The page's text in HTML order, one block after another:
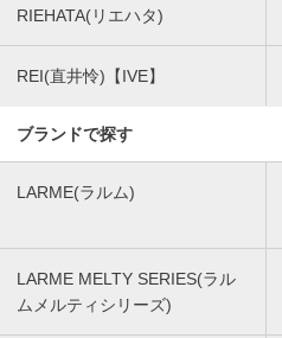
RIEHATA(リエハタ)
REI(直井怜)【IVE】
ブランドで探す
LARME(ラルム)
LARME MELTY SERIES(ラル
ムメルティシリーズ)